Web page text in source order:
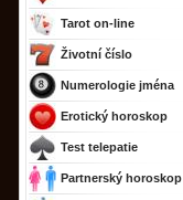
Tarot on-line
Životní číslo
Numerologie jména
Erotický horoskop
Test telepatie
Partnerský horoskop